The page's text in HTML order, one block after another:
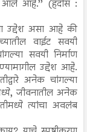
आले आहे.’’ (हदीस :
उद्देश असा आहे की
वाईट सवयी
सवयी निर्माण
उद्देश आहे.
अनेक चांगल्या
जीवनातील अनेक
त्यांचा अवलंब